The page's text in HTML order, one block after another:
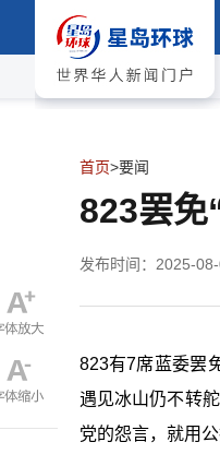
首页>要闻
823罢免
发布时间：2025-
823有7席蓝委罢
遇见冰山仍不转
党的怨言，就用